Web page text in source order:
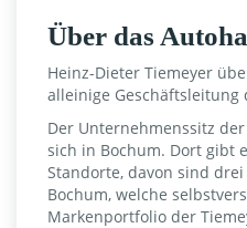
Über das
Heinz-Dieter Tiemeyer
alleinige
Der Unternehmenssitz
sich in Bochum. Dort gibt
Standorte, davon sind
Bochum, welche
Markenportfolio der